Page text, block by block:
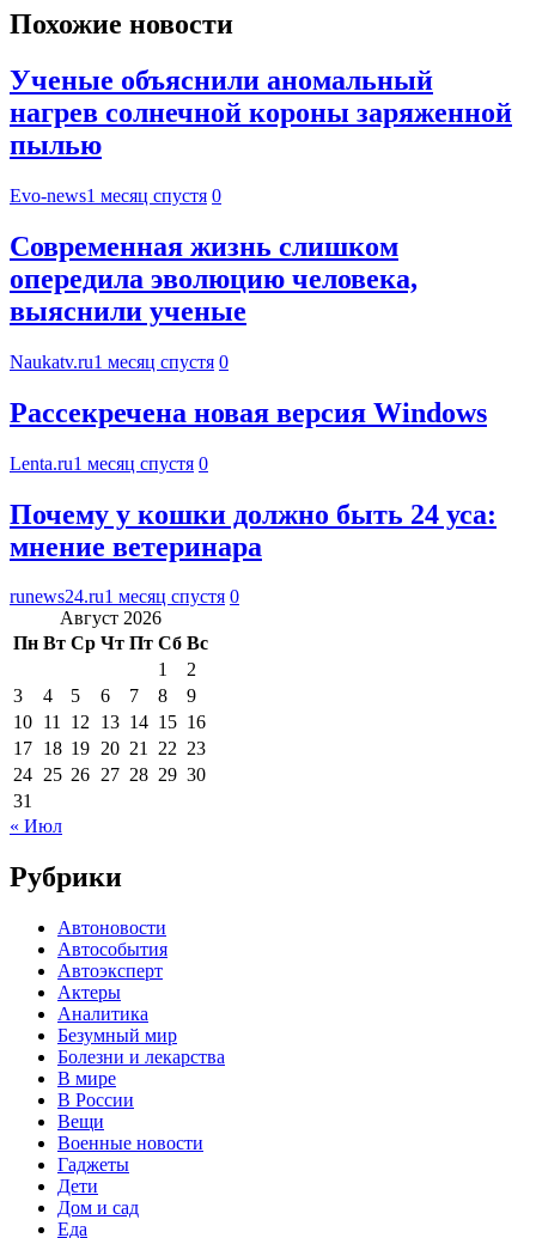
Похожие новости
Ученые объяснили аномальный
нагрев солнечной короны заряженной
пылью
Evo-news1 месяц спустя 0
Современная жизнь слишком
опередила эволюцию человека,
выяснили ученые
Naukatv.ru1 месяц спустя 0
Рассекречена новая версия Windows
Lenta.ru1 месяц спустя 0
Почему у кошки должно быть 24 уса:
мнение ветеринара
runews24.ru1 месяц спустя 0
Август 2026
Пн Вт Ср Чт Пт Сб Вс
1
2
3
4 5 6 7 8
9
10 11 12 13 14 15 16
17 18 19 20 21 22 23
24 25 26 27 28 29 30
31
« Июл
Рубрики
Автоновости
Автособытия
Автоэксперт
Актеры
Аналитика
Безумный мир
Болезни и лекарства
В мире
В России
Вещи
Военные новости
Гаджеты
Дети
Дом и сад
Еда